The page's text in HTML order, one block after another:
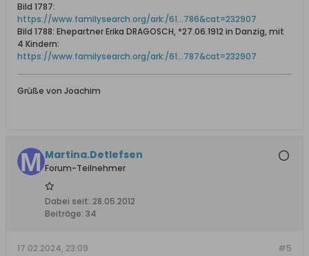
Bild 1787:
https://www.familysearch.org/ark:/61...786&cat=232907
Bild 1788: Ehepartner Erika DRAGOSCH, *27.06.1912 in Danzig, mit
4 Kindern:
https://www.familysearch.org/ark:/61...787&cat=232907
Grüße von Joachim
Martina.Detlefsen
Forum-Teilnehmer
Dabei seit: 28.05.2012
Beiträge: 34
#5
17.02.2024, 23:09